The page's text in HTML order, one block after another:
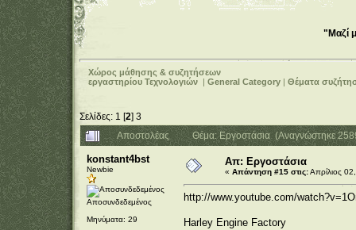
"Μαζί
Χώρος μάθησης & συζητήσεων
εργαστηρίου Τεχνολογιών |General Category |Θέματα
Σελίδες: 1 [2] 3
Αποστολέας
Θέμα: Εργοστάσια (Αναγνώστηκε
konstant4bst
Newbie
Αποσυνδεδεμένος
Μηνύματα: 29
Απ: Εργοστάσια
« Απάντηση #15 στις:Απρίλιος
http://www.youtube.com/
Harley Engine Factory